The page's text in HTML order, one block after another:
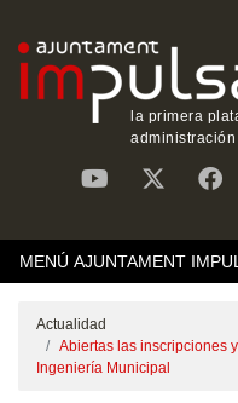
la primera
administración
MENÚ AJUNTAMENT
Actualidad
Abiertas las inscripciones
Ingeniería Municipal